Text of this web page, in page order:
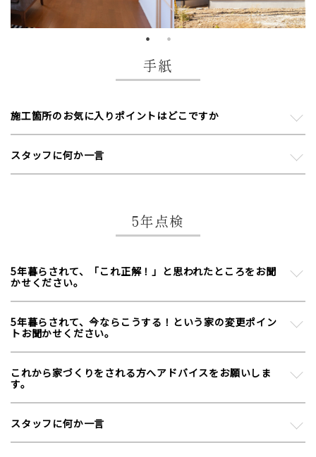
手紙
施工箇所のお気に入りポイントはどこですか
スタッフに何か一言
5年点検
5年暮らされて、「これ正解！」と思われたところをお聞
かせください。
5年暮らされて、今ならこうする！という家の変更ポイン
トお聞かせください。
これから家づくりをされる方へアドバイスをお願いしま
す。
スタッフに何か一言